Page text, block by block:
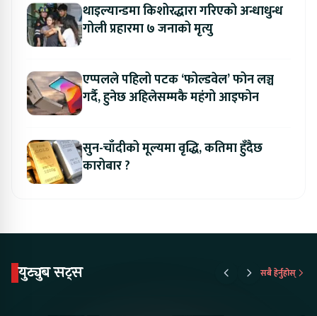
थाइल्यान्डमा किशोरद्धारा गरिएको अन्धाधुन्ध
गोली प्रहारमा ७ जनाको मृत्यु
एप्पलले पहिलो पटक ‘फोल्डवेल’ फोन लञ्च
गर्दै, हुनेछ अहिलेसम्मकै महंगो आइफोन
सुन-चाँदीको मूल्यमा वृद्धि, कतिमा हुँदैछ
कारोबार ?
युट्युब सट्स सबै हेर्नुहोस्